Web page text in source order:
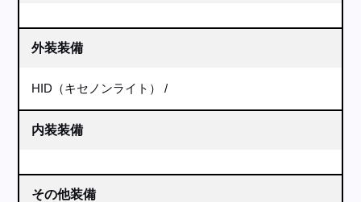
外装装備
HID（キセノンライト）
内装装備
その他装備